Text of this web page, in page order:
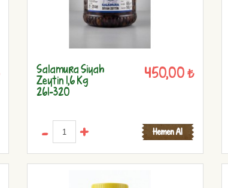
Salamura Siyah
Zeytin 1,6 Kg
261-320
450,00 ₺
- +